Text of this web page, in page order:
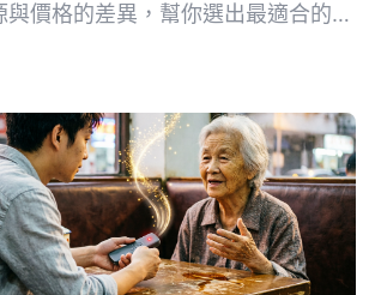
與價格的差異，幫你選出最適合的工